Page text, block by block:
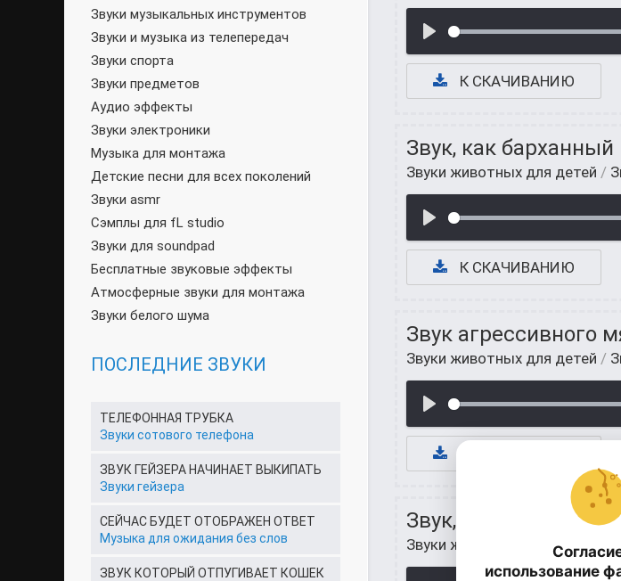
К СКАЧИВАНИЮ
Звук, как
Звуки животных для детей /
К СКАЧИВАНИЮ
Звук агрессивного
Звуки животных для детей /
К СКАЧИВАНИЮ
Звук, как
Звуки животных для детей /
Звуки музыкальных инструментов
Звуки и музыка из телепередач
Звуки спорта
Звуки предметов
Аудио эффекты
Звуки электроники
Музыка для монтажа
Детские песни для всех поколений
Звуки asmr
Сэмплы для fL studio
Звуки для soundpad
Бесплатные звуковые эффекты
Атмосферные звуки для монтажа
Звуки белого шума
ПОСЛЕДНИЕ ЗВУКИ
ТЕЛЕФОННАЯ ТРУБКА
Звуки сотового телефона
ЗВУК ГЕЙЗЕРА НАЧИНАЕТ ВЫКИПАТЬ
Звуки гейзера
СЕЙЧАС БУДЕТ ОТОБРАЖЕН ОТВЕТ
Музыка для ожидания без слов
ЗВУК КОТОРЫЙ ОТПУГИВАЕТ КОШЕК
использование